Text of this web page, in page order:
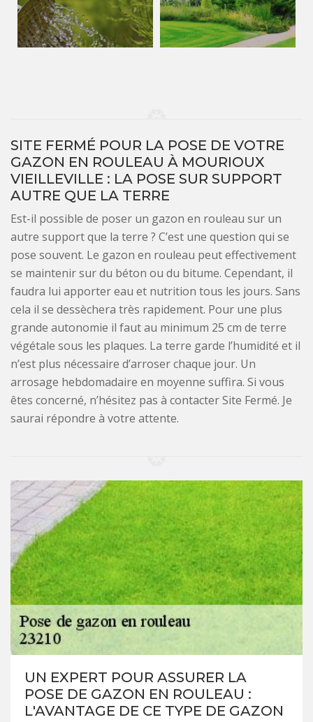
SITE FERMÉ POUR LA POSE DE VOTRE
GAZON EN ROULEAU À MOURIOUX
VIEILLEVILLE : LA POSE SUR SUPPORT
AUTRE QUE LA TERRE
Est-il possible de poser un gazon en rouleau sur un
autre support que la terre ? C’est une question qui se
pose souvent. Le gazon en rouleau peut effectivement
se maintenir sur du béton ou du bitume. Cependant, il
faudra lui apporter eau et nutrition tous les jours. Sans
cela il se dessèchera très rapidement. Pour une plus
grande autonomie il faut au minimum 25 cm de terre
végétale sous les plaques. La terre garde l’humidité et il
n’est plus nécessaire d’arroser chaque jour. Un
arrosage hebdomadaire en moyenne suffira. Si vous
êtes concerné, n’hésitez pas à contacter Site Fermé. Je
saurai répondre à votre attente.
UN EXPERT POUR ASSURER LA
POSE DE GAZON EN ROULEAU :
L'AVANTAGE DE CE TYPE DE GAZON